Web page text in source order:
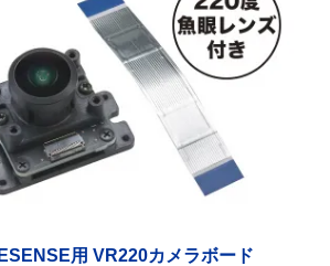
用 VR220カメラボード